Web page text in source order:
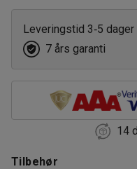
Leveringstid 3‑5 dager
7 års garanti
14
Tilbehør